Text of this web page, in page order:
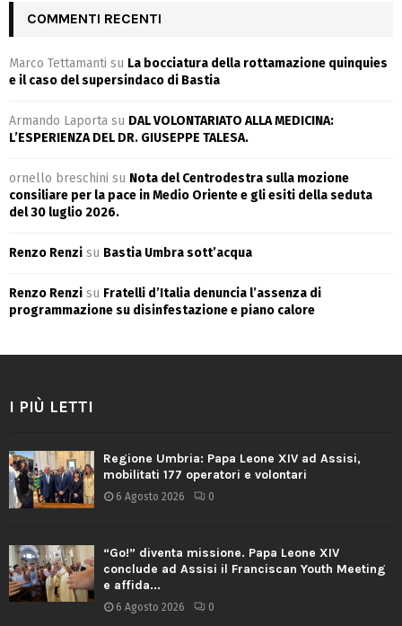
COMMENTI RECENTI
Marco Tettamanti su La bocciatura della rottamazione quinquies
e il caso del supersindaco di Bastia
Armando Laporta su DAL VOLONTARIATO ALLA MEDICINA:
L’ESPERIENZA DEL DR. GIUSEPPE TALESA.
ornello breschini su Nota del Centrodestra sulla mozione
consiliare per la pace in Medio Oriente e gli esiti della seduta
del 30 luglio 2026.
Renzo Renzi su Bastia Umbra sott’acqua
Renzo Renzi su Fratelli d’Italia denuncia l’assenza di
programmazione su disinfestazione e piano calore
I PIÙ LETTI
Regione Umbria: Papa Leone XIV ad Assisi,
mobilitati 177 operatori e volontari
6 Agosto 2026 0
“Go!” diventa missione. Papa Leone XIV
conclude ad Assisi il Franciscan Youth Meeting
e affida...
6 Agosto 2026 0